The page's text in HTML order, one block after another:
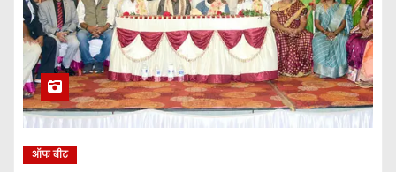
ऑफ बीट